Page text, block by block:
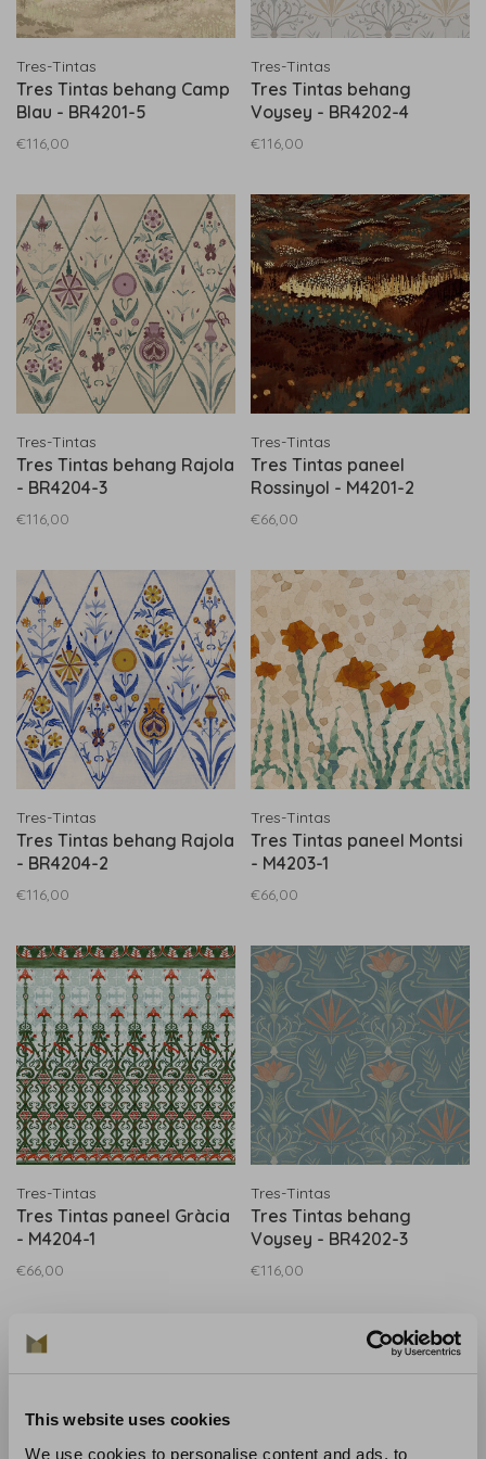
This website uses cookies
We use cookies to personalise content and ads, to
Tres-Tintas
Tres Tintas behang Camp
Blau - BR4201-5
€116,00
Tres-Tintas
Tres Tintas behang
Voysey - BR4202-4
€116,00
Tres-Tintas
Tres Tintas behang Rajola
- BR4204-3
€116,00
Tres-Tintas
Tres Tintas paneel
Rossinyol - M4201-2
€66,00
Tres-Tintas
Tres Tintas behang Rajola
- BR4204-2
€116,00
Tres-Tintas
Tres Tintas paneel Montsi
- M4203-1
€66,00
Tres-Tintas
Tres Tintas paneel Gràcia
- M4204-1
€66,00
Tres-Tintas
Tres Tintas behang
Voysey - BR4202-3
€116,00